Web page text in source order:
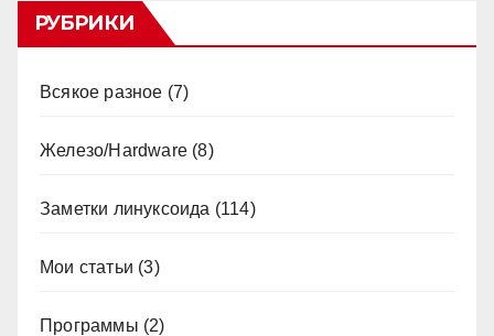
РУБРИКИ
Всякое разное (7)
Железо/Hardware (8)
Заметки линуксоида (114)
Мои статьи (3)
Программы (2)